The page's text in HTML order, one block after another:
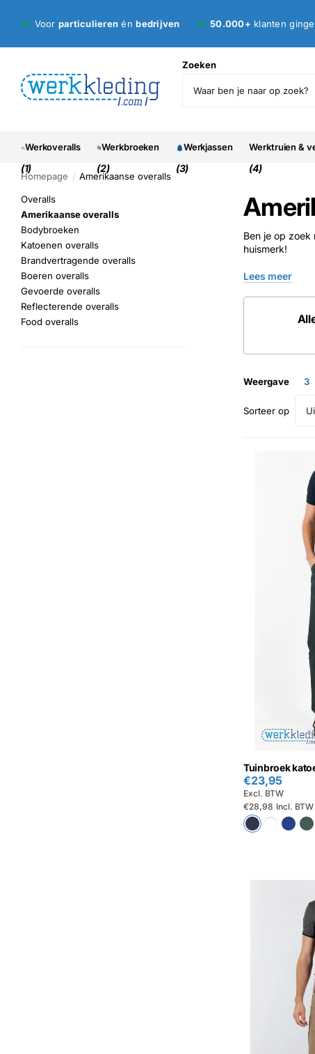
Voor particulieren énbedrijven 50.000+ klanten
Zoeken
Werkoveralls
(1)
Werkbroeken
(2)
Werkjassen
(3)
Werktruien &
(4)
Homepage Amerikaanse overalls
Ben je op zoek
huismerk!
Lees meer
Weergave 3
Sorteer op
Tuinbroek
€28,98 Incl. BTW
€23,95
Excl. BTW
Overalls
Amerikaanse overalls
Bodybroeken
Katoenen overalls
Brandvertragende overalls
Boeren overalls
Gevoerde overalls
Reflecterende overalls
Food overalls